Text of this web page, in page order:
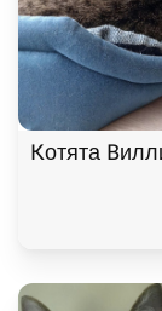
Котята